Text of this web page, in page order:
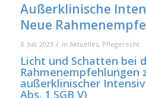
Außerklinische
Neue
8. Juli 2023 / in Aktuelles, Pflegerecht
Licht und Schatten bei
Rahmenempfehlungen
außerklinischer
Abs. 1 SGB V)